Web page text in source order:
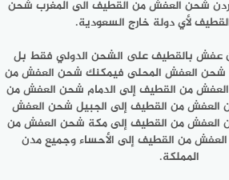
شحن العفش من القطيف الى المغرب شحن
لأي دولة خارج السعودية.
عفش بالقطيف على الشحن الدولي فقط بل
شحن العفش المحلى فيمكنك شحن العفش من
من القطيف إلى الدمام شحن العفش من
العفش من القطيف إلى الجبيل شحن العفش
العفش من القطيف إلى مكة شحن العفش من
من القطيف إلى الأحساء وجميع مدن
المملكة.